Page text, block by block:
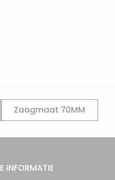
Zaagmaat 70MM
INFORMATIE